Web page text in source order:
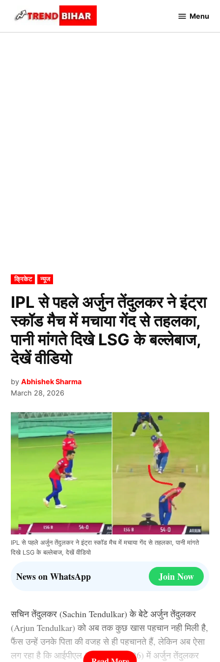
content
Bihar
Menu
POSTED
IN
क्रिकेट न्यूज
IPL से पहले अर्जुन तेंदुलकर ने इंट्रा
स्कॉड मैच में मचाया गेंद से तहलका,
पानी मांगते दिखे LSG के बल्लेबाज,
देखें वीडियो
by Abhishek Sharma
March 28, 2026
IPL से पहले अर्जुन तेंदुलकर ने इंट्रा स्कॉड मैच में मचाया गेंद से तहलका, पानी मांगते
दिखे LSG के बल्लेबाज, देखें वीडियो
News on WhatsApp Join Now
सचिन तेंदुलकर (Sachin Tendulkar) के बेटे अर्जुन तेंदुलकर
(Arjun Tendulkar) को अब तक कुछ खास पहचान नही मिली है,
फैंस उन्हें उनके पिता की वजह से ही पहचानते हैं, लेकिन अब ऐसा
लग रहा है कि आईपीएल 2026 (IPL 2026) में अर्जुन तेंदुलकर